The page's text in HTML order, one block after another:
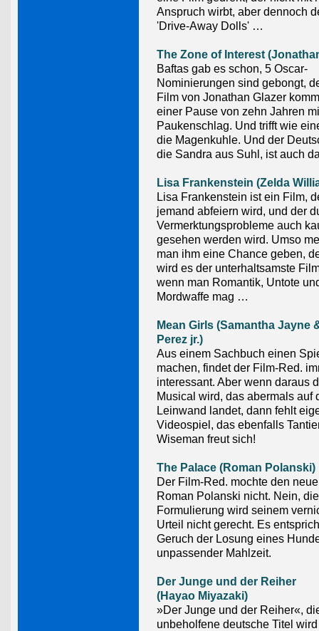
Anspruch wirbt, aber dennoch
'Drive-Away Dolls' …
The Zone of Interest
Baftas gab es schon, 5 Oscar-
Nominierungen sind gebongt,
Film von Jonathan Glazer
einer Pause von zehn Jahren
Paukenschlag. Und trifft wie
die Magenkuhle. Und der
die Sandra aus Suhl, ist auch
Lisa Frankenstein (Zelda
Lisa Frankenstein ist ein Film,
jemand abfeiern wird, und der
Vermerktungsprobleme auch
gesehen werden wird. Umso
man ihm eine Chance geben,
wird es der unterhaltsamste
wenn man Romantik, Untote
Mordwaffe mag …
Mean Girls (Samantha Jayne
Perez jr.)
Aus einem Sachbuch einen
machen, findet der Film-Red.
interessant. Aber wenn daraus
Musical wird, das abermals auf
Leinwand landet, dann fehlt
Videospiel, das ebenfalls
Wiseman freut sich!
The Palace (Roman Polanski)
Der Film-Red. mochte den
Roman Polanski nicht. Nein,
Formulierung wird seinem
Urteil nicht gerecht. Es
Geruch der Losung eines
unpassender Mahlzeit.
Der Junge und der Reiher
(Hayao Miyazaki)
»Der Junge und der Reiher«,
unbeholfene deutsche Titel